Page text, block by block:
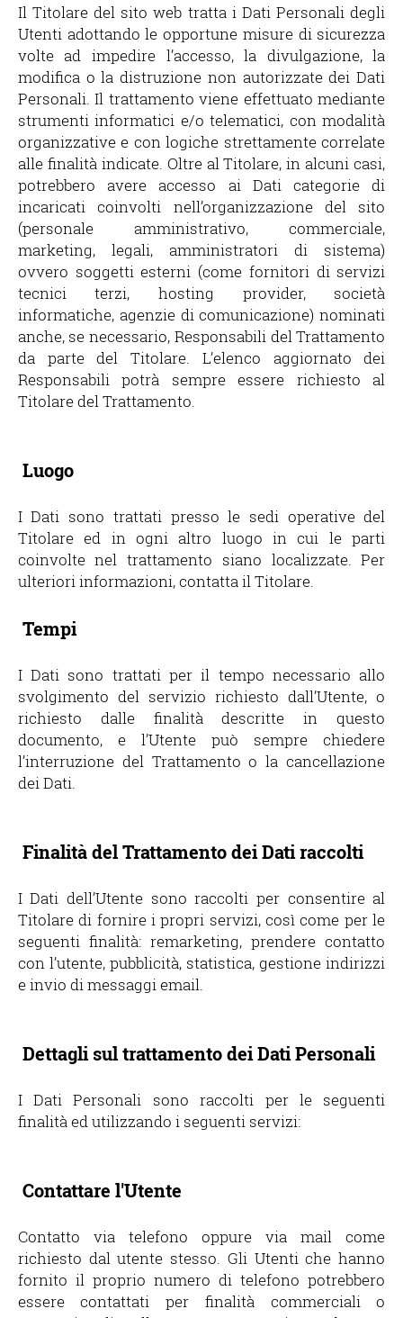
Il Titolare del sito web tratta i Dati Personali degli
Utenti adottando le opportune misure di sicurezza
volte ad impedire l’accesso, la divulgazione, la
modifica o la distruzione non autorizzate dei Dati
Personali. Il trattamento viene effettuato mediante
strumenti informatici e/o telematici, con modalità
organizzative e con logiche strettamente correlate
alle finalità indicate. Oltre al Titolare, in alcuni casi,
potrebbero avere accesso ai Dati categorie di
incaricati coinvolti nell’organizzazione del sito
(personale amministrativo, commerciale,
marketing, legali, amministratori di sistema)
ovvero soggetti esterni (come fornitori di servizi
tecnici terzi, hosting provider, società
informatiche, agenzie di comunicazione) nominati
anche, se necessario, Responsabili del Trattamento
da parte del Titolare. L’elenco aggiornato dei
Responsabili potrà sempre essere richiesto al
Titolare del Trattamento.
Luogo
I Dati sono trattati presso le sedi operative del
Titolare ed in ogni altro luogo in cui le parti
coinvolte nel trattamento siano localizzate. Per
ulteriori informazioni, contatta il Titolare.
Tempi
I Dati sono trattati per il tempo necessario allo
svolgimento del servizio richiesto dall’Utente, o
richiesto dalle finalità descritte in questo
documento, e l’Utente può sempre chiedere
l’interruzione del Trattamento o la cancellazione
dei Dati.
Finalità del Trattamento dei Dati raccolti
I Dati dell’Utente sono raccolti per consentire al
Titolare di fornire i propri servizi, così come per le
seguenti finalità: remarketing, prendere contatto
con l’utente, pubblicità, statistica, gestione indirizzi
e invio di messaggi email.
Dettagli sul trattamento dei Dati Personali
I Dati Personali sono raccolti per le seguenti
finalità ed utilizzando i seguenti servizi:
Contattare l'Utente
Contatto via telefono oppure via mail come
richiesto dal utente stesso. Gli Utenti che hanno
fornito il proprio numero di telefono potrebbero
essere contattati per finalità commerciali o